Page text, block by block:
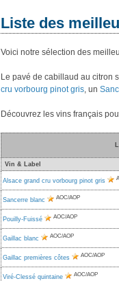
Liste des
Voici notre sélection des
Le pavé de cabillaud au citron
cru vorbourg pinot gris, un
Découvrez les vins français
Vin & Label
Alsace grand cru vorbourg pinot gris
Sancerre blanc AOC/AOP
Pouilly-Fuissé AOC/AOP
Gaillac blanc AOC/AOP
Gaillac premières côtes AOC/AOP
Viré-Clessé quintaine AOC/AOP